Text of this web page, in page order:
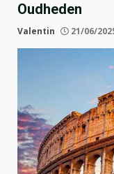
Oudheden
Valentin 21/06/